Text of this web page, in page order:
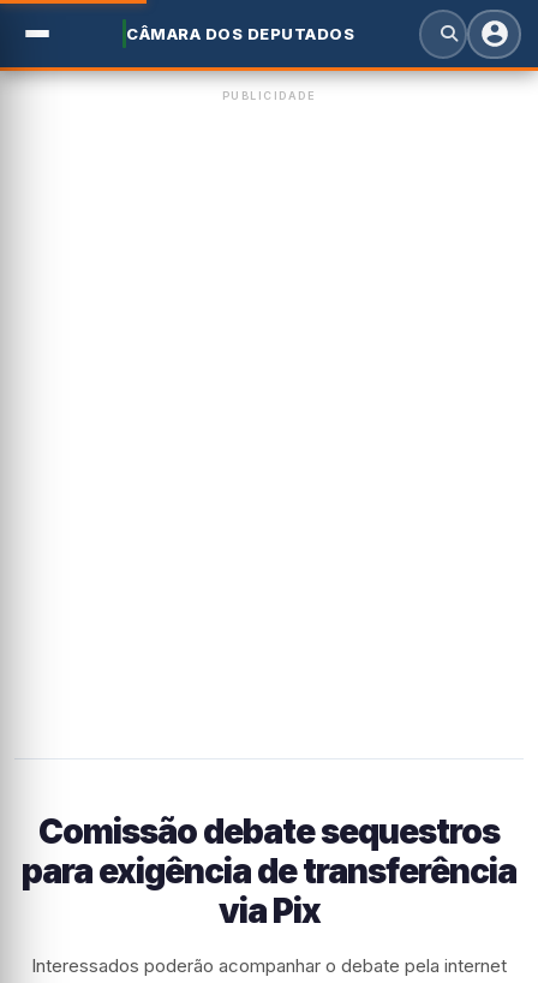
CÂMARA DOS DEPUTADOS
PUBLICIDADE
Comissão debate sequestros
para exigência de transferência
via Pix
Interessados poderão acompanhar o debate pela internet